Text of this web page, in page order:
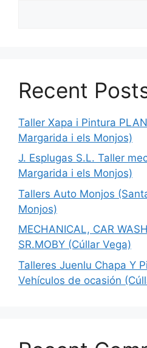
Recent
Taller Xapa i Pintura
Margarida i els Monjos)
J. Esplugas S.L. Taller
Margarida i els Monjos)
Tallers Auto Monjos
Monjos)
MECHANICAL, CAR
SR.MOBY (Cúllar Vega)
Talleres Juenlu Chapa Y
Vehículos de ocasión